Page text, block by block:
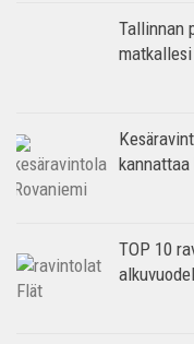
Tallinnan
matkallesi
kannattaa
TOP 10